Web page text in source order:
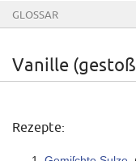
GLOSSAR
Vanille
Rezepte: